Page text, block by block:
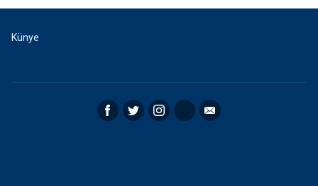
Künye
Facebook Twitter Instagram RSS